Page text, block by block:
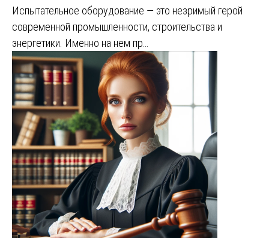
Испытательное оборудование — это незримый герой
современной промышленности, строительства и
энергетики. Именно на нем пр…